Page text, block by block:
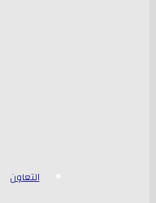
التعاون